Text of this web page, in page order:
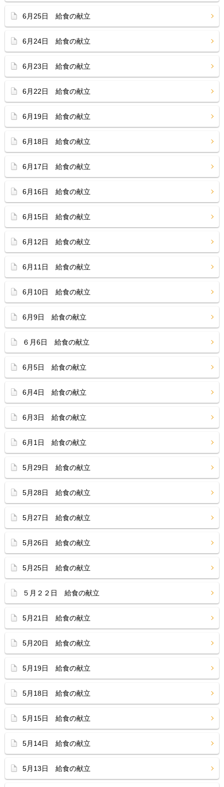
6月25日 給食の献立
6月24日 給食の献立
6月23日 給食の献立
6月22日 給食の献立
6月19日 給食の献立
6月18日 給食の献立
6月17日 給食の献立
6月16日 給食の献立
6月15日 給食の献立
6月12日 給食の献立
6月11日 給食の献立
6月10日 給食の献立
6月9日 給食の献立
６月6日 給食の献立
6月5日 給食の献立
6月4日 給食の献立
6月3日 給食の献立
6月1日 給食の献立
5月29日 給食の献立
5月28日 給食の献立
5月27日 給食の献立
5月26日 給食の献立
5月25日 給食の献立
５月２２日 給食の献立
5月21日 給食の献立
5月20日 給食の献立
5月19日 給食の献立
5月18日 給食の献立
5月15日 給食の献立
5月14日 給食の献立
5月13日 給食の献立